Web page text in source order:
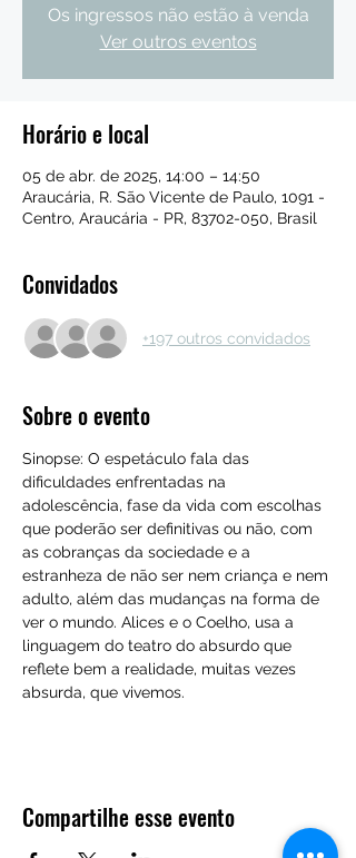
Os ingressos não estão à venda
Ver outros eventos
Horário e local
05 de abr. de 2025, 14:00 – 14:50
Araucária, R. São Vicente de Paulo, 1091 -
Centro, Araucária - PR, 83702-050, Brasil
Convidados
+197 outros convidados
Sobre o evento
Sinopse: O espetáculo fala das
dificuldades enfrentadas na
adolescência, fase da vida com escolhas
que poderão ser definitivas ou não, com
as cobranças da sociedade e a
estranheza de não ser nem criança e nem
adulto, além das mudanças na forma de
ver o mundo. Alices e o Coelho, usa a
linguagem do teatro do absurdo que
reflete bem a realidade, muitas vezes
absurda, que vivemos.
Compartilhe esse evento